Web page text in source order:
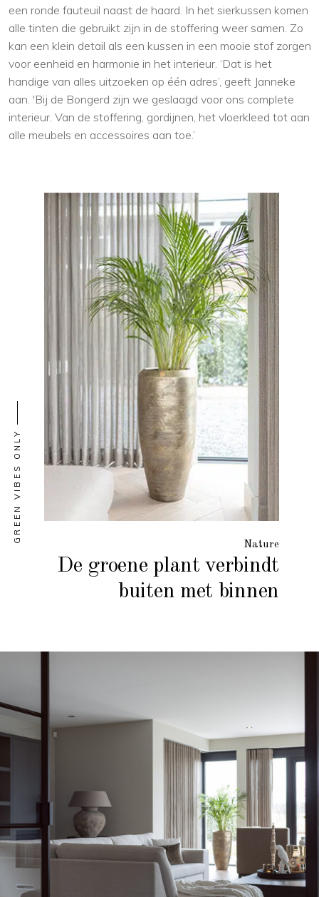
een ronde fauteuil naast de haard. In het sierkussen komen
alle tinten die gebruikt zijn in de stoffering weer samen. Zo
kan een klein detail als een kussen in een mooie stof zorgen
voor eenheid en harmonie in het interieur. ‘Dat is het
handige van alles uitzoeken op één adres’, geeft Janneke
aan. 'Bij de Bongerd zijn we geslaagd voor ons complete
interieur. Van de stoffering, gordijnen, het vloerkleed tot aan
alle meubels en accessoires aan toe.’
GREEN VIBES ONLY
Nature
De groene plant verbindt
buiten met binnen